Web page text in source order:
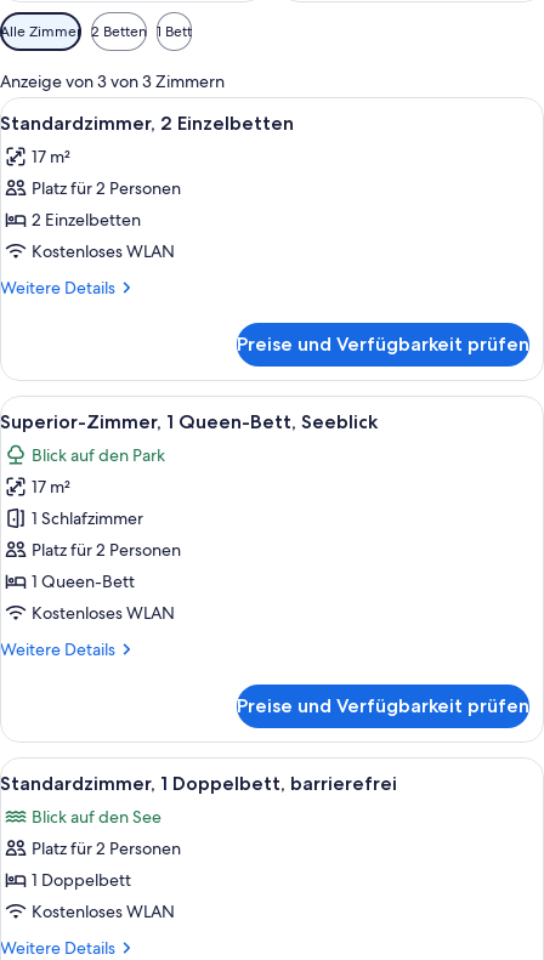
Verfügbare
Filter
für
Zimmer
Alle Zimmer 2 Betten 1 Bett
Anzeige von 3 von 3 Zimmern
Alle
Fotos
für
Standardzimmer,
2 Einzelbetten
anzeigen
Ein Hotelzimmer mit zwei Betten,
6
Standardzimmer, 2 Einzelbetten
17 m²
Platz für 2 Personen
2 Einzelbetten
Kostenloses WLAN
Weitere Details
Weitere
2 Einzelbetten
Preise und Verfügbarkeit prüfen
Alle
Fotos
für
Superior-
Zimmer,
1
Queen-
Bett,
anzeigen
Ein Hotelzimmer mit einem großen
7
Superior-Zimmer, 1 Queen-Bett, Seeblick
Blick auf den Park
17 m²
1 Schlafzimmer
Platz für 2 Personen
1 Queen-Bett
Kostenloses WLAN
Weitere Details
Weitere
Zimmer,
Queen-
Seeblick
Preise und Verfügbarkeit prüfen
Alle
Fotos
für
Standardzimmer,
1
Doppelbett,
barrierefrei
Ein Hotelzimmer mit einem großen
4
Standardzimmer, 1 Doppelbett, barrierefrei
Blick auf den See
Platz für 2 Personen
1 Doppelbett
Kostenloses WLAN
Weitere Details
Weitere